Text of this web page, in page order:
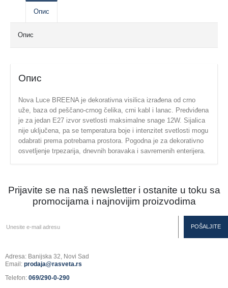
Опис
Опис
Опис
Nova Luce BREENA je dekorativna visilica izrađena od crno
uže, baza od peščano-crnog čelika, crni kabl i lanac. Predviđena
je za jedan E27 izvor svetlosti maksimalne snage 12W. Sijalica
nije uključena, pa se temperatura boje i intenzitet svetlosti mogu
odabrati prema potrebama prostora. Pogodna je za dekorativno
osvetljenje trpezarija, dnevnih boravaka i savremenih enterijera.
Prijavite se na naš newsletter i ostanite u toku sa
promocijama i najnovijim proizvodima
Adresa: Banijska 32, Novi Sad
Email: prodaja@rasveta.rs
Telefon: 069/290-0-290